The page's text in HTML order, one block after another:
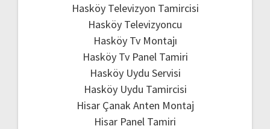
Hasköy Televizyon Tamircisi
Hasköy Televizyoncu
Hasköy Tv Montajı
Hasköy Tv Panel Tamiri
Hasköy Uydu Servisi
Hasköy Uydu Tamircisi
Hisar Çanak Anten Montaj
Hisar Panel Tamiri